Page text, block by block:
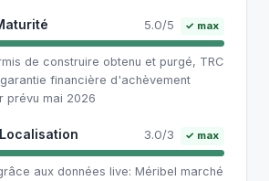
5.0/5 ✓ max
de construire obtenu et purgé, TRC
financière d'achèvement
prévu mai 2026
3.0/3 ✓ max
aux données live: Méribel marché